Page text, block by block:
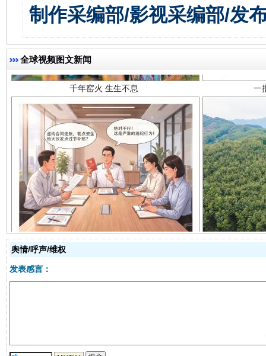
制作采编部/影视采编部/发
全球视频图文新闻
千年窑火 生生不息 一
揭开“小金库”的免责幌子
舆情/呼声/维权
发表感言：